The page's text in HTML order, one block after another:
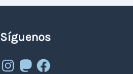
Síguenos
Instagram
MastodonFacebook